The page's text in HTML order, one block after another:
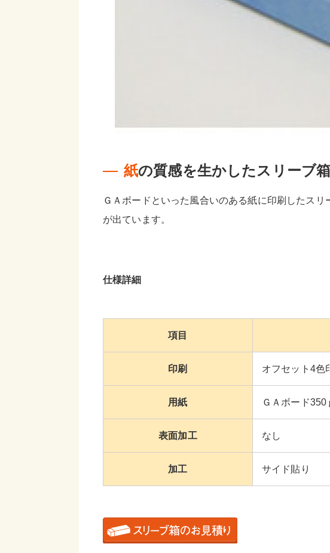
紙の質感を生かしたスリーブ箱
ＧＡボードといった風合いのある紙に印刷したス
が出ています。
仕様詳細
項目
印刷 オフセット4色
用紙 ＧＡボード350
表面加工 なし
加工 サイド貼り